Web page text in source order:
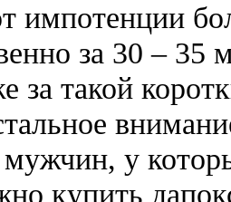
импотенции
за 30 – 35
за такой
у
купить